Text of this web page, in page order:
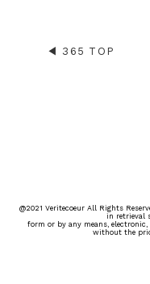
◀︎ 365 TOP
@2021 Veritecoeur All Rights
in retrieval
form or by any means,
without the